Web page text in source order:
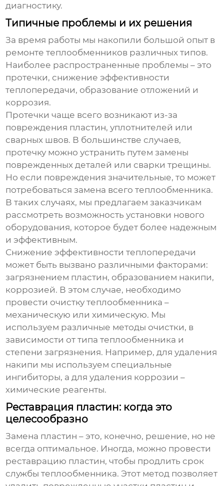
диагностику.
Типичные проблемы и их решения
За время работы мы накопили большой опыт в
ремонте теплообменников различных типов.
Наиболее распространенные проблемы – это
протечки, снижение эффективности
теплопередачи, образование отложений и
коррозия.
Протечки чаще всего возникают из-за
повреждения пластин, уплотнителей или
сварных швов. В большинстве случаев,
протечку можно устранить путем замены
поврежденных деталей или сварки трещины.
Но если повреждения значительные, то может
потребоваться замена всего теплообменника.
В таких случаях, мы предлагаем заказчикам
рассмотреть возможность установки нового
оборудования, которое будет более надежным
и эффективным.
Снижение эффективности теплопередачи
может быть вызвано различными факторами:
загрязнением пластин, образованием накипи,
коррозией. В этом случае, необходимо
провести очистку теплообменника –
механическую или химическую. Мы
используем различные методы очистки, в
зависимости от типа теплообменника и
степени загрязнения. Например, для удаления
накипи мы используем специальные
ингибиторы, а для удаления коррозии –
химические реагенты.
Реставрация пластин: когда это
целесообразно
Замена пластин – это, конечно, решение, но не
всегда оптимальное. Иногда, можно провести
реставрацию пластин, чтобы продлить срок
службы теплообменника. Этот метод позволяет